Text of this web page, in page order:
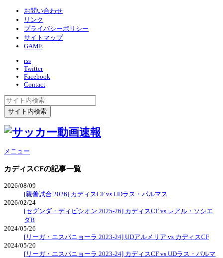
お問い合わせ
リンク
プライバシーポリシー
サイトマップ
GAME
rss
Twitter
Facebook
Contact
メニュー
カディスCFの記事一覧
2026/08/09
[親善試合 2026] カディスCF vs UDラス・パルマス
2026/02/24
[セグンダ・ディビシオン 2025-26] カディスCF vs レアル・ソシエ
ダB
2024/05/26
[リーガ・エスパニョーラ 2023-24] UDアルメリア vs カディスCF
2024/05/20
[リーガ・エスパニョーラ 2023-24] カディスCF vs UDラス・パルマ